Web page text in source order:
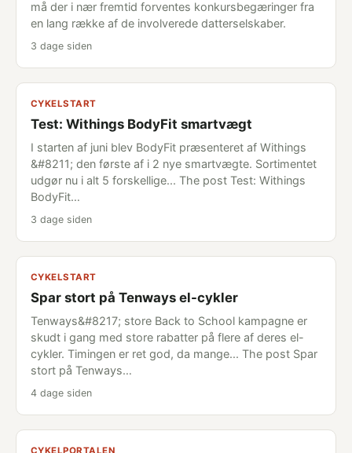
må der i nær fremtid forventes konkursbegæringer fra
en lang række af de involverede datterselskaber.
3 dage siden
CYKELSTART
Test: Withings BodyFit smartvægt
I starten af juni blev BodyFit præsenteret af Withings
&#8211; den første af i 2 nye smartvægte. Sortimentet
udgør nu i alt 5 forskellige... The post Test: Withings
BodyFit…
3 dage siden
CYKELSTART
Spar stort på Tenways el-cykler
Tenways&#8217; store Back to School kampagne er
skudt i gang med store rabatter på flere af deres el-
cykler. Timingen er ret god, da mange... The post Spar
stort på Tenways…
4 dage siden
CYKELPORTALEN